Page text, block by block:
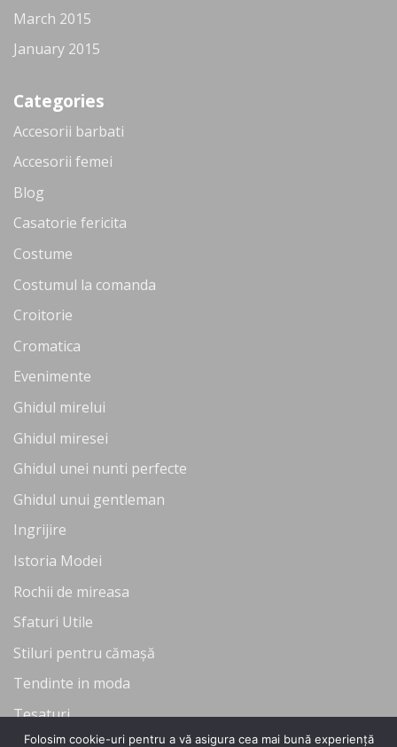
March 2015
January 2015
Categories
Accesorii barbati
Accesorii femei
Blog
Casatorie fericita
Costume
Costumul la comanda
Croitorie
Cromatica
Evenimente
Ghidul mirelui
Ghidul miresei
Ghidul unei nunti perfecte
Ghidul unui gentleman
Ingrijire
Istoria Modei
Rochii de mireasa
Sfaturi Utile
Stiluri pentru cămașă
Tendinte in moda
Tesaturi
Folosim cookie-uri pentru a vă asigura cea mai bună experiență